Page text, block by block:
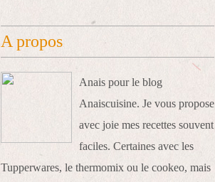
A propos
Anais pour le blog
Anaiscuisine. Je vous propose
avec joie mes recettes souvent
faciles. Certaines avec les
Tupperwares, le thermomix ou le cookeo, mais